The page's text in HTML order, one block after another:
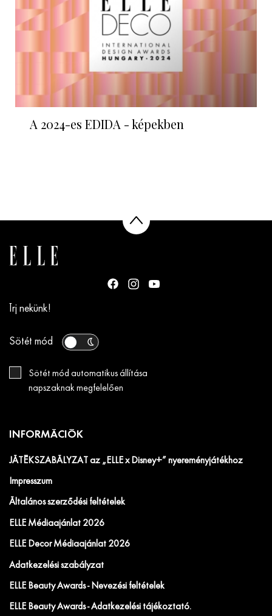
A 2024-es EDIDA - képekben
Írj nekünk!
Sötét mód
Sötét mód automatikus állítása
napszaknak megfelelően
INFORMÁCIÓK
JÁTÉKSZABÁLYZAT az „ELLE x Disney+” nyereményjátékhoz
Impresszum
Általános szerződési feltételek
ELLE Médiaajánlat 2026
ELLE Decor Médiaajánlat 2026
Adatkezelési szabályzat
ELLE Beauty Awards - Nevezési feltételek
ELLE Beauty Awards - Adatkezelési tájékoztató.